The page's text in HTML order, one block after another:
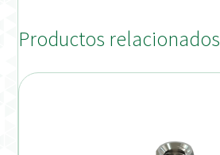
Productos relacionados